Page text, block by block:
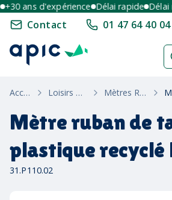
ans d'expérience Délai rapide Délai
Contact 01 47 64 40 04
Accueil Loisirs & Été Mètres Ruban
Mètre ruban de
plastique recyclé
31.P110.02